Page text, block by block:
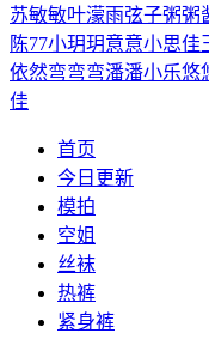
苏敏敏叶濛雨弦子粥粥
陈77小玥玥意意小思佳
依然弯弯弯潘潘小乐悠
佳
首页
今日更新
模拍
空姐
丝袜
热裤
紧身裤